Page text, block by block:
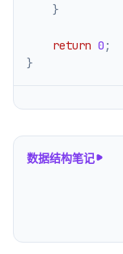
}
return 0 ;
}
数据结构笔记